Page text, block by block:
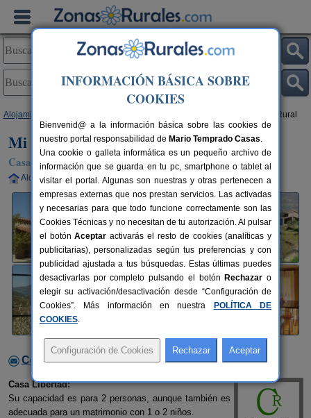
Alojamientos > Mi Valle Rural
Mi Valle Rural
Casa Rural en Casas del Castañar (Cáceres)
Alquiler completo 4+2 plazas 70 km de Cáceres
Contactar con el alojamiento
Casa Libertad:
Su capacidad es para 2 personas, aunque también es
adecuada para un matrimonio con 1 o 2 niños.
INFORMACIÓN BÁSICA SOBRE
COOKIES
Bienvenid@ a la información básica sobre las cookies de
nuestro portal responsabilidad de Mario Temprado Casas.
Una cookie o galleta informática es un pequeño archivo de
información que se guarda en tu pc, smartphone o tablet al
visitar el portal. Algunas son nuestras y otras pertenecen a
empresas externas que nos prestan servicios. Las activadas
y necesarias para que todo funcione correctamente son las
Cookies Técnicas y no necesitan de tu autorización. Al pulsar
el botónAceptar activarás el resto de cookies (analíticas y
publicitarias), personalizadas según tus preferencias y con
publicidad ajustada a tus búsquedas. Estas últimas puedes
desactivarlas por completo pulsando el botón Rechazar o
elegir su activación/desactivación desde “Configuración de
Cookies”. Más información en nuestra
POLÍTICA DE
COOKIES.